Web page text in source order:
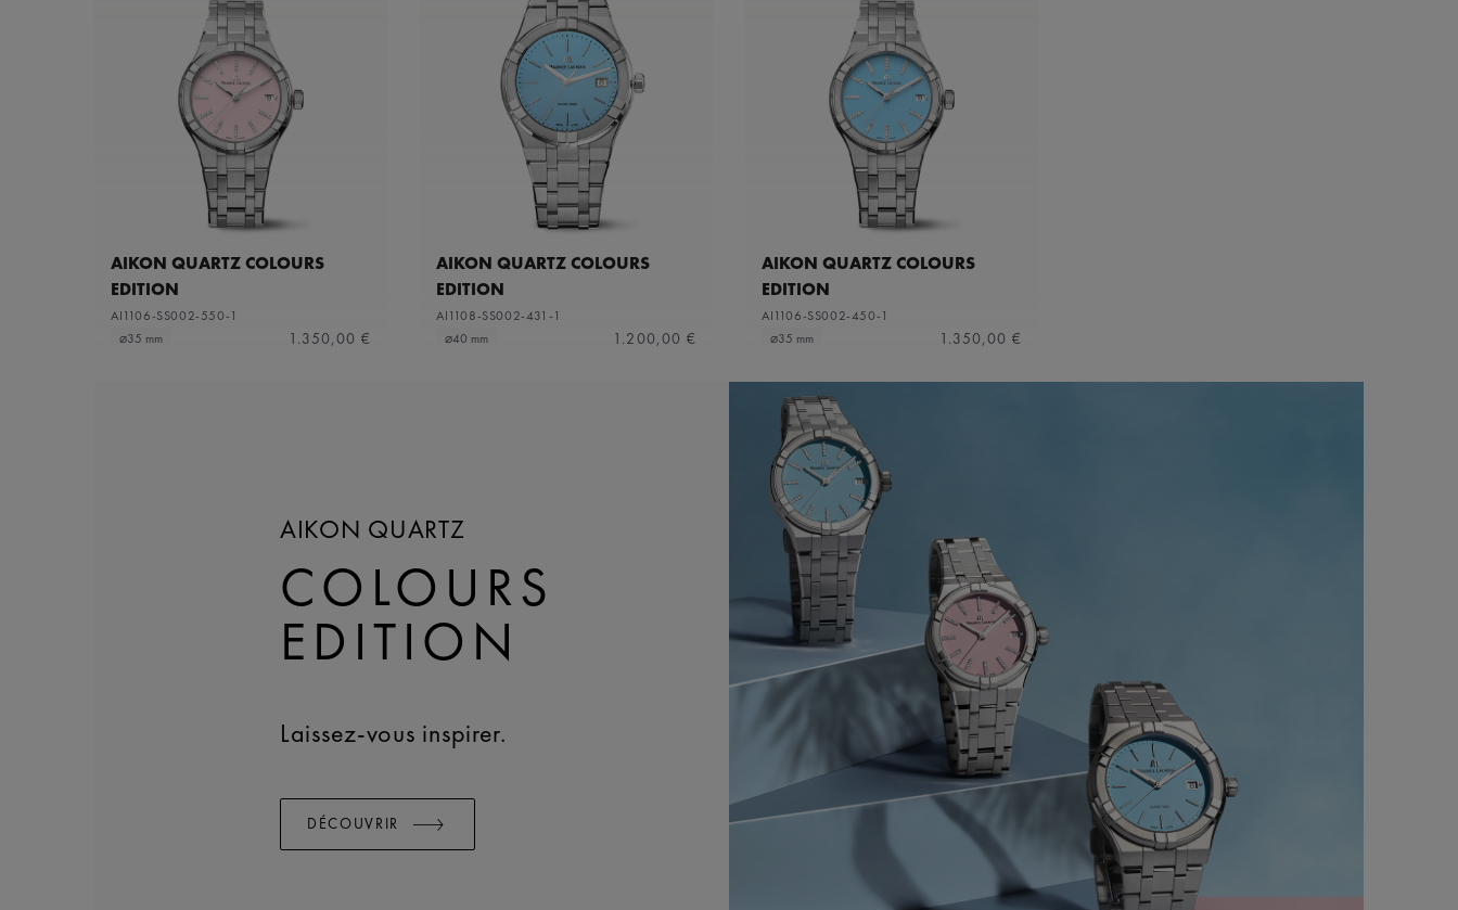
AIKON QUARTZ COLOURS
EDITION
AI1106-SS002-550-1
⌀35 mm
1.350,00 €
AIKON QUARTZ COLOURS
EDITION
AI1108-SS002-431-1
⌀40 mm
1.200,00 €
AIKON QUARTZ COLOURS
EDITION
AI1106-SS002-450-1
⌀35 mm
1.350,00 €
AIKON QUARTZ
COLOURS
EDITION
Laissez-vous inspirer.
DÉCOUVRIR